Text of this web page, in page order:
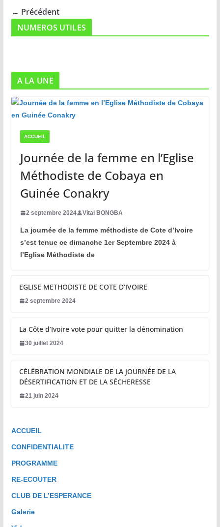
← Précédent
NUMEROS UTILES
A LA UNE
ACCUEIL
Journée de la femme en l’Eglise
Méthodiste de Cobaya en
Guinée Conakry
2 septembre 2024 Vital BONGBA
La journée de la femme méthodiste de Cote d’Ivoire
s’est tenue ce dimanche 1er Septembre 2024 à
l’Eglise Méthodiste de
EGLISE METHODISTE DE COTE D’IVOIRE
2 septembre 2024
La Côte d’Ivoire vote pour quitter la dénomination
30 juillet 2024
CÉLÉBRATION MONDIALE DE LA JOURNÉE DE LA
DÉSERTIFICATION ET DE LA SÉCHERESSE
21 juin 2024
ACCUEIL
CONFIDENTIALITE
PROGRAMME
RE-ECOUTER
CLUB DE L’ESPERANCE
Galerie